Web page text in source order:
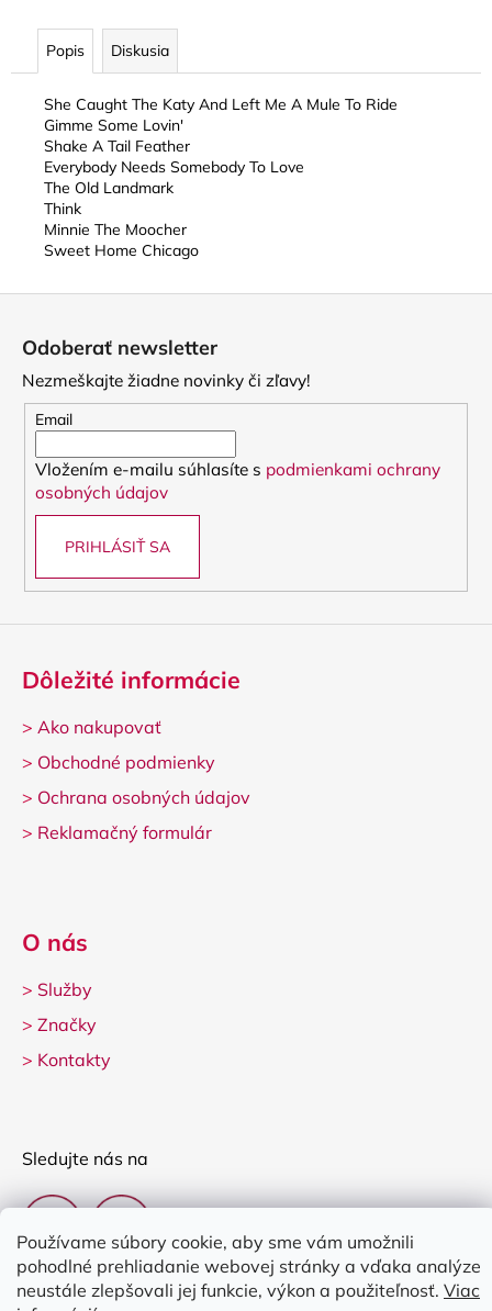
Používame súbory cookie, aby sme vám umožnili
pohodlné prehliadanie webovej stránky a vďaka analýze
neustále zlepšovali jej funkcie, výkon a použiteľnosť. Viac
Popis Diskusia
She Caught The Katy And Left Me A Mule To Ride
Gimme Some Lovin'
Shake A Tail Feather
Everybody Needs Somebody To Love
The Old Landmark
Think
Minnie The Moocher
Sweet Home Chicago
Odoberať newsletter
Nezmeškajte žiadne novinky či zľavy!
Email
Vložením e-mailu súhlasíte s podmienkami ochrany
osobných údajov
PRIHLÁSIŤ SA
Dôležité informácie
> Ako nakupovať
> Obchodné podmienky
> Ochrana osobných údajov
> Reklamačný formulár
O nás
> Služby
> Značky
> Kontakty
Sledujte nás na